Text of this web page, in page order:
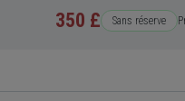
350 £ Sans réserve